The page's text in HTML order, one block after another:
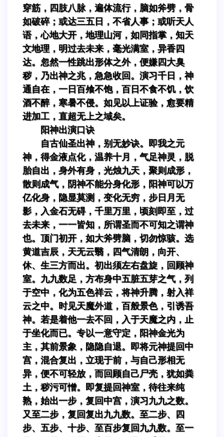
穿筋，四肢八脉，遍体流行，脑如斧劈，骨
如破碎；或达三五日，不省人事；或听天人
语，心地大开，地理山河，如同指掌，知天
文地理，明过去未来，毫光满室，异香四
达。忽然一性跳出形体之外，便嫌四大臭
秽，乃出神之兆，急急收回。演习千日，神
通自在，一日百飧不饱，百日不食不饥，饮
酒不醉，寒暑不侵。如见以上证验，愈要精
进加工，直超无上之域矣。
阳神出演口诀
自古仙圣出神，别无妙诀。即我之元
神，得金液点化，温养十月，气足神灵，脱
胎自出，身外有身，光烛九天，聚则成形，
散则成气，阴神不能分身化形，阳神可以万
亿化身，隐显莫测，变化无穷，步日月无
影，入金石无碍，千里万里，顷刻即至，过
去未来，一一皆知，所谓圣而不可知之谓神
也。顶门初开，如大斧劈脑，切勿惊骇。选
黄道吉辰，天无云翳，四气清朗，向开、
休、生三方而出。初出须左右盘旋，回顾神
室。九九数足，方布身中五脏五芽之气，列
于空中，化为五色祥云，将神升腾，射入祥
云之中。时见天魔外道，百般景色，引诱吾
神。若是着他一去不回，入于天魔之内，止
于坐化而已。专以一意守定，阳神金光为
主，其前景象，隐隐自退。即将元神提回中
宫，混合复出，立现于前，与自己形相无
异，便不可轻放，而回顾自己尸壳，犹如粪
土，秽污可憎。即复提回神室，待往来纯
熟，始出一步，复回中宫，演习九九之数。
又至二步，复回复出九九数。至二步、四
步、五步、十步、至百步复回九九数。至一